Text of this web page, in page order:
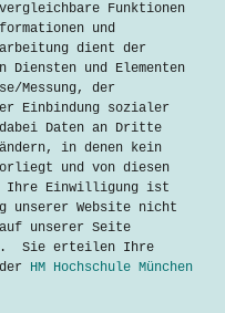
Funktionen
und
dient der
und Elementen
Messung, der
Einbindung sozialer
Daten an Dritte
in denen kein
und von diesen
Ihre Einwilligung ist
Website nicht
unserer Seite
Sie erteilen Ihre
HM Hochschule München
hones in
aquatic food
Earlier
presentation